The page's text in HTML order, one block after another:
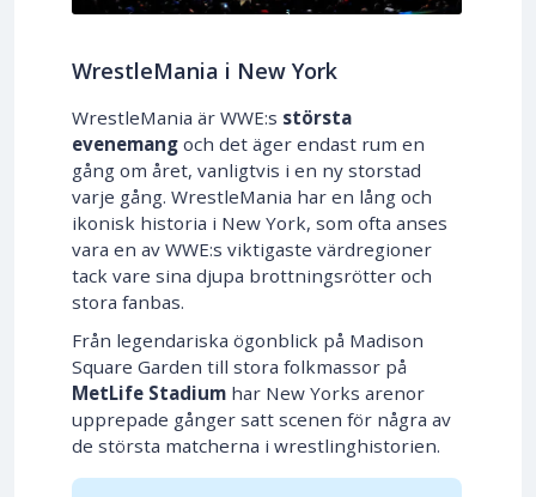
WrestleMania i New York
WrestleMania är WWE:s största
evenemang och det äger endast rum en
gång om året, vanligtvis i en ny storstad
varje gång. WrestleMania har en lång och
ikonisk historia i New York, som ofta anses
vara en av WWE:s viktigaste värdregioner
tack vare sina djupa brottningsrötter och
stora fanbas.
Från legendariska ögonblick på Madison
Square Garden till stora folkmassor på
MetLife Stadium har New Yorks arenor
upprepade gånger satt scenen för några av
de största matcherna i wrestlinghistorien.